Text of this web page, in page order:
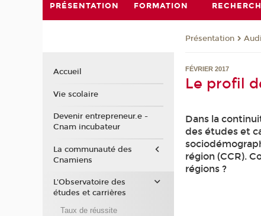
PRÉSENTATION FORMATION
Présentation
FÉVRIER 2017
Le profil
Dans la
des études et
région (CCR).
régions ?
Accueil
Vie scolaire
Devenir entrepreneur.e -
Cnam incubateur
La communauté des
Cnamiens
L'Observatoire des
études et carrières
Taux de réussite